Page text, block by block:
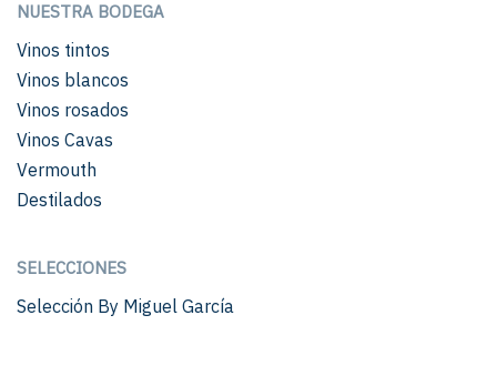
NUESTRA BODEGA
Vinos tintos
Vinos blancos
Vinos rosados
Vinos Cavas
Vermouth
Destilados
SELECCIONES
Selección By Miguel García